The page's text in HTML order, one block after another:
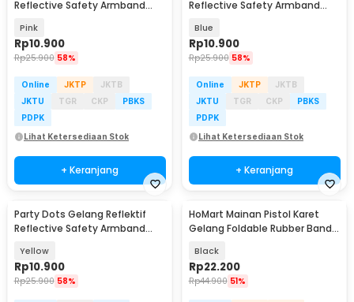
Reflective Safety Armband
Pink
Rp10.900
Rp25.900 58%
Online JKTP
JKTB
JKTU
TGR CKP
PBKS
PDPK
Lihat Ketersediaan Stok
+ Keranjang
Reflective Safety Armband
Blue
Rp10.900
Rp25.900 58%
Online JKTP
JKTB
JKTU
TGR CKP
PBKS
PDPK
Lihat Ketersediaan Stok
+ Keranjang
Party Dots Gelang Reflektif
Reflective Safety Armband
Yellow
Rp10.900
Rp25.900 58%
HoMart Mainan Pistol Karet
Gelang Foldable Rubber Band
Black
Rp22.200
Rp44.900 51%